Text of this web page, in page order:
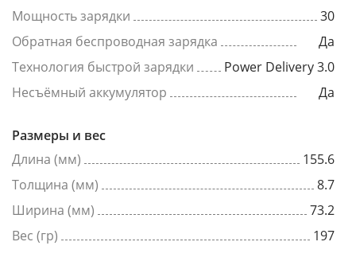
Мощность зарядки
30
Обратная беспроводная зарядка
Да
Технология быстрой зарядки
Power Delivery 3.0
Несъёмный аккумулятор
Да
Размеры и вес
Длина (мм)
155.6
Толщина (мм)
8.7
Ширина (мм)
73.2
Вес (гр)
197